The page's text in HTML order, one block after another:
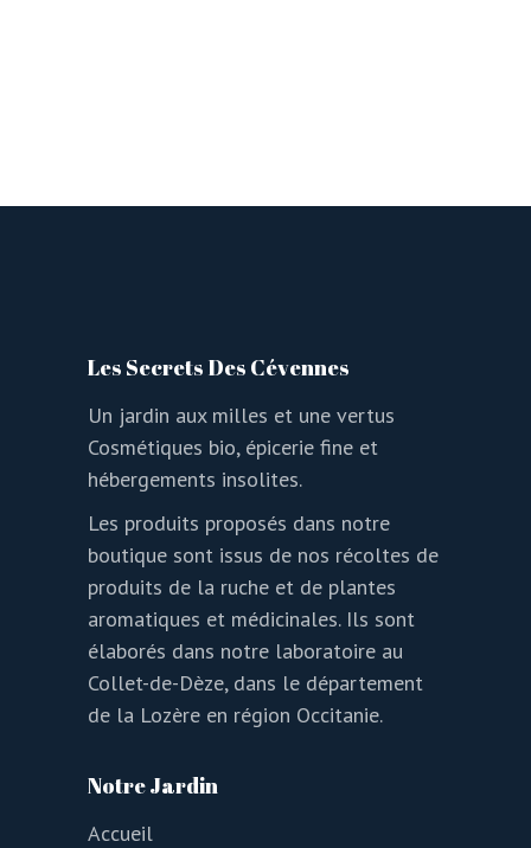
Les Secrets Des Cévennes
Un jardin aux milles et une vertus
Cosmétiques bio, épicerie fine et
hébergements insolites.
Les produits proposés dans notre
boutique sont issus de nos récoltes de
produits de la ruche et de plantes
aromatiques et médicinales. Ils sont
élaborés dans notre laboratoire au
Collet-de-Dèze, dans le département
de la Lozère en région Occitanie.
Notre Jardin
Accueil